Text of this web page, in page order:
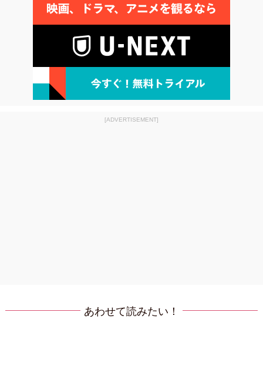
[ADVERTISEMENT]
あわせて読みたい！